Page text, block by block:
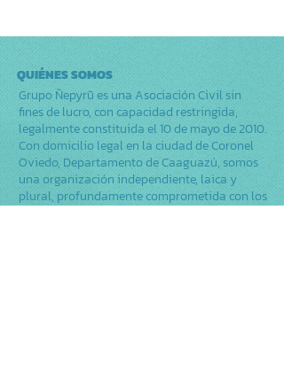
QUIÉNES SOMOS
Grupo Ñepyrũ es una Asociación Civil sin
fines de lucro, con capacidad restringida,
legalmente constituida el 10 de mayo de 2010.
Con domicilio legal en la ciudad de Coronel
Oviedo, Departamento de Caaguazú, somos
una organización independiente, laica y
plural, profundamente comprometida con los